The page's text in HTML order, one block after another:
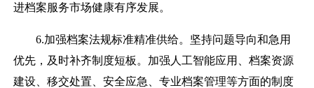
进档案服务市场健康有序发展。
6.加强档案法规标准精准供给。坚持问题导向和急用
优先，及时补齐制度短板。加强人工智能应用、档案资源
建设、移交处置、安全应急、专业档案管理等方面的制度